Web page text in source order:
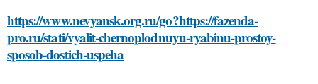
https://www.nevyansk.org.ru/go?https://fazenda-
pro.ru/stati/vyalit-chernoplodnuyu-ryabinu-prostoy-
sposob-dostich-uspeha